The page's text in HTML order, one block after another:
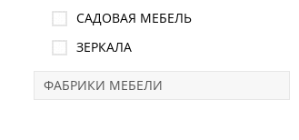
САДОВАЯ МЕБЕЛЬ
ЗЕРКАЛА
ФАБРИКИ МЕБЕЛИ